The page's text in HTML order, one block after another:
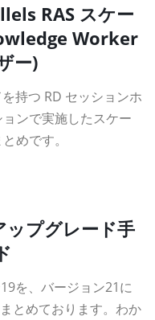
RAS スケー
Worker
ー)
持つ RD セッションホ
ンで実施したスケー
めです。
プグレード手
を、バージョン21に
とめております。わか